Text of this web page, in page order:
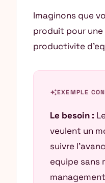
Imaginons que
produit pour
productivite
auto_awesomeEXEMPLE
Le besoin :
veulent un
suivre
equipe sans